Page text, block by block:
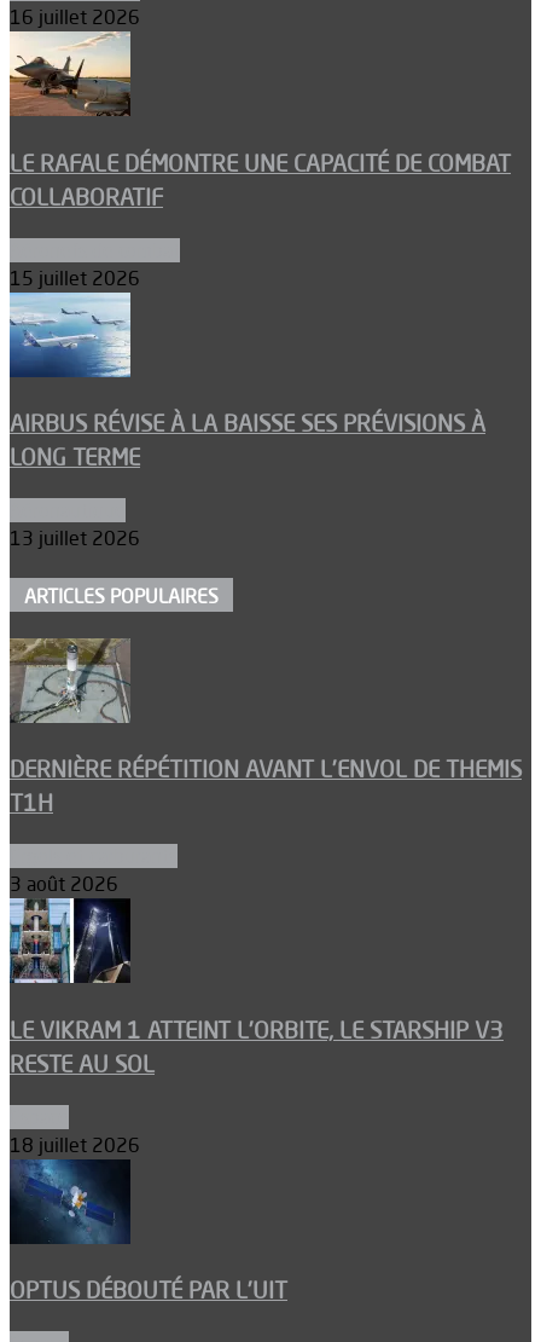
16 juillet 2026
LE RAFALE DÉMONTRE UNE CAPACITÉ DE COMBAT
COLLABORATIF
15 juillet 2026
AIRBUS RÉVISE À LA BAISSE SES PRÉVISIONS À
LONG TERME
13 juillet 2026
ARTICLES POPULAIRES
DERNIÈRE RÉPÉTITION AVANT L’ENVOL DE THEMIS
T1H
3 août 2026
LE VIKRAM 1 ATTEINT L’ORBITE, LE STARSHIP V3
RESTE AU SOL
18 juillet 2026
OPTUS DÉBOUTÉ PAR L’UIT